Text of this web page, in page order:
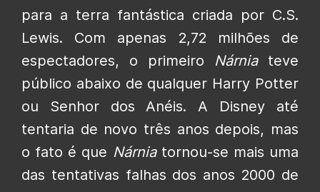
para a terra fantástica criada por C.S.
Lewis. Com apenas 2,72 milhões de
espectadores, o primeiro Nárniateve
público abaixo de qualquer Harry Potter
ou Senhor dos Anéis. A Disney até
tentaria de novo três anos depois, mas
o fato é que Nárniatornou-se mais uma
das tentativas falhas dos anos 2000 de